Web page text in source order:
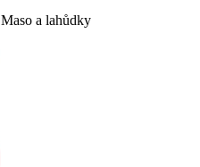
Maso a lahůdky